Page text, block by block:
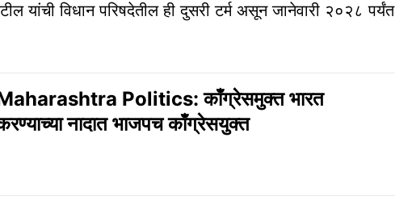
यांची विधान परिषदेतील ही दुसरी टर्म असून जानेवारी २०२८ पर्यंत
Politics: काँग्रेसमुक्त भारत
नादात भाजपच काँग्रेसयुक्त